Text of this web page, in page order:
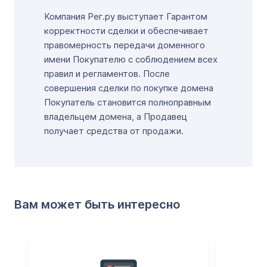
Компания Рег.ру выступает Гарантом
корректности сделки и обеспечивает
правомерность передачи доменного
имени Покупателю с соблюдением всех
правил и регламентов. После
совершения сделки по покупке домена
Покупатель становится полноправным
владельцем домена, а Продавец
получает средства от продажи.
Вам может быть интересно